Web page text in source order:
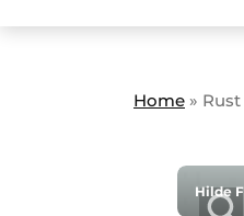
Home »
Hilde